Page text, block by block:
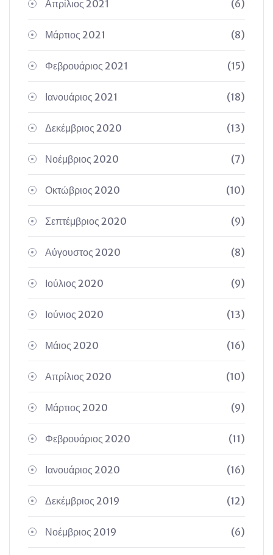
Απρίλιος 2021 (6)
Μάρτιος 2021 (8)
Φεβρουάριος 2021 (15)
Ιανουάριος 2021 (18)
Δεκέμβριος 2020 (13)
Νοέμβριος 2020 (7)
Οκτώβριος 2020 (10)
Σεπτέμβριος 2020 (9)
Αύγουστος 2020 (8)
Ιούλιος 2020 (9)
Ιούνιος 2020 (13)
Μάιος 2020 (16)
Απρίλιος 2020 (10)
Μάρτιος 2020 (9)
Φεβρουάριος 2020 (11)
Ιανουάριος 2020 (16)
Δεκέμβριος 2019 (12)
Νοέμβριος 2019 (6)